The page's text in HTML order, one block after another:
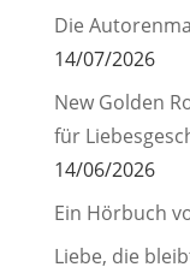
Die
14/07/2026
New Golden
für
14/06/2026
Ein Hörbuch
Liebe, die